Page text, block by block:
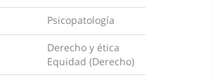
Psicopatología
Derecho y ética
Equidad (Derecho)